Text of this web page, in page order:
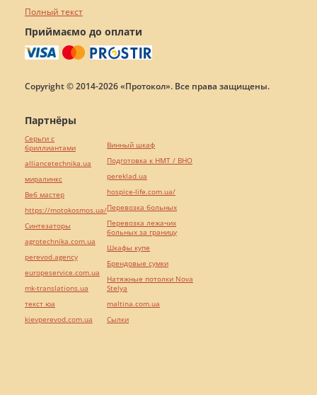
Полный текст
Приймаємо до оплати
Copyright © 2014-2026 «Протокол». Все права защищены.
Партнёры
Серьги с
бриллиантами
alliancetechnika.ua
миралинкс
Веб мастер
https://motokosmos.ua/
Синтезаторы
agrotechnika.com.ua
perevod.agency
europeservice.com.ua
mk-translations.ua
текст юа
kievperevod.com.ua
Винный шкаф
Подготовка к НМТ / ВНО
pereklad.ua
hospice-life.com.ua/
Перевозка больных
Перевозка лежачих
больных за границу
Шкафы купе
Брендовые сумки
Натяжные потолки Nova
Stelya
maltina.com.ua
Cылки